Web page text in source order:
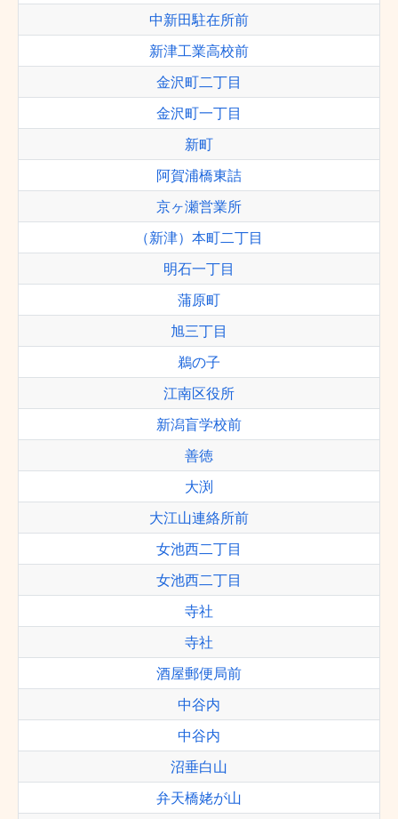
中新田駐在所前
新津工業高校前
金沢町二丁目
金沢町一丁目
新町
阿賀浦橋東詰
京ヶ瀬営業所
（新津）本町二丁目
明石一丁目
蒲原町
旭三丁目
鵜の子
江南区役所
新潟盲学校前
善徳
大渕
大江山連絡所前
女池西二丁目
女池西二丁目
寺社
寺社
酒屋郵便局前
中谷内
中谷内
沼垂白山
弁天橋姥が山